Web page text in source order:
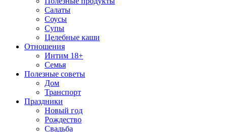
Салаты
Соусы
Супы
Целебные каши
Отношения
Интим 18+
Семья
Полезные советы
Дом
Транспорт
Праздники
Новый год
Рождество
Свадьба